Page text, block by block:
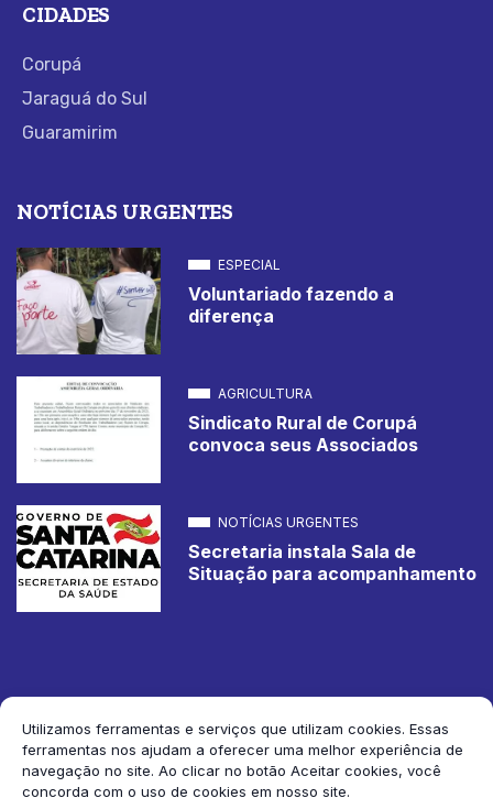
Utilizamos ferramentas e serviços que utilizam cookies. Essas
ferramentas nos ajudam a oferecer uma melhor experiência de
navegação no site. Ao clicar no botão Aceitar cookies, você
concorda com o uso de cookies em nosso site.
CIDADES
Corupá
Jaraguá do Sul
Guaramirim
NOTÍCIAS URGENTES
ESPECIAL
Voluntariado fazendo a
diferença
AGRICULTURA
Sindicato Rural de Corupá
convoca seus Associados
NOTÍCIAS URGENTES
Secretaria instala Sala de
Situação para acompanhamento
2026 Jornal de Corupá. Todos os direitos reservados.